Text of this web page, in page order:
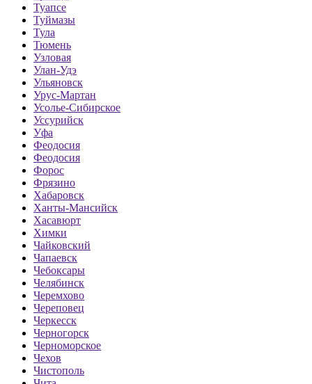
Туапсе
Туймазы
Тула
Тюмень
Узловая
Улан-Удэ
Ульяновск
Урус-Мартан
Усолье-Сибирское
Уссурийск
Уфа
Феодосия
Феодосия
Форос
Фрязино
Хабаровск
Ханты-Мансийск
Хасавюрт
Химки
Чайковский
Чапаевск
Чебоксары
Челябинск
Черемхово
Череповец
Черкесск
Черногорск
Черноморское
Чехов
Чистополь